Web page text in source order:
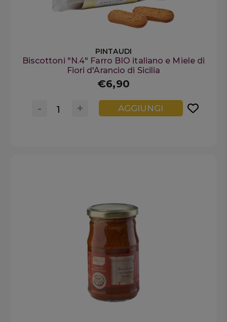
PINTAUDI
Biscottoni "N.4" Farro BIO italiano e Miele di
Fiori d'Arancio di Sicilia
€6,90
+
- AGGIUNGI